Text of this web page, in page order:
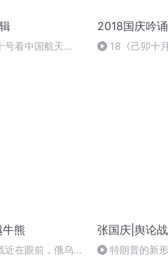
号看中国航天
2018国庆吟
18《己卯十
熊
近在眼前，俄乌冲
张国庆|舆论战
特朗普的新